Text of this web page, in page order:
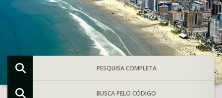
PESQUISA COMPLETA
BUSCA PELO CÓDIGO